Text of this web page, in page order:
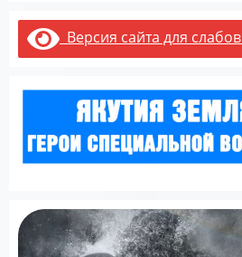
Версия сайта для